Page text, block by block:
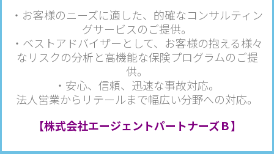
・お客様のニーズに適した、的確なコンサルティン
グサービスのご提供。
・ベストアドバイザーとして、お客様の抱える様々
なリスクの分析と高機能な保険プログラムのご提
供。
・安心、信頼、迅速な事故対応。
法人営業からリテールまで幅広い分野への対応。
【株式会社エージェントパートナーズＢ】